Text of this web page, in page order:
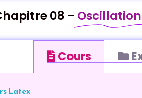
08 -
Cours
Latex